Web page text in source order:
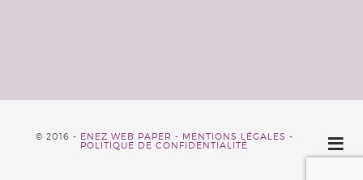
© 2016 - ENEZ WEB PAPER - MENTIONS LÉGALES -
POLITIQUE DE CONFIDENTIALITÉ